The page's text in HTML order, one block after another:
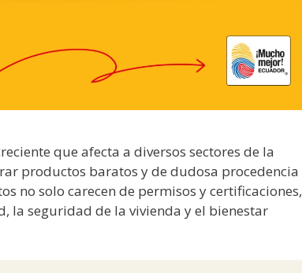
que afecta a diversos sectores de la
productos baratos y de dudosa procedencia
no solo carecen de permisos y certificaciones,
la seguridad de la vivienda y el bienestar